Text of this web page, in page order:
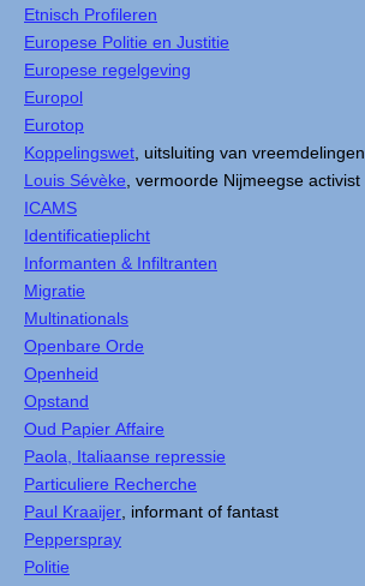
Etnisch Profileren
Europese Politie en Justitie
Europese regelgeving
Europol
Eurotop
Koppelingswet , uitsluiting van vreemdelingen
Louis Sévèke , vermoorde Nijmeegse activist
ICAMS
Identificatieplicht
Informanten & Infiltranten
Migratie
Multinationals
Openbare Orde
Openheid
Opstand
Oud Papier Affaire
Paola, Italiaanse repressie
Particuliere Recherche
Paul Kraaijer , informant of fantast
Pepperspray
Politie